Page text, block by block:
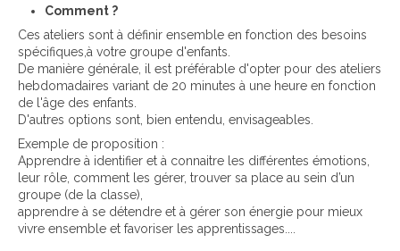
Comment ?
Ces ateliers sont à définir ensemble en fonction des besoins
spécifiques,à votre groupe d'enfants.
De manière générale, il est préférable d'opter pour des ateliers
hebdomadaires variant de 20 minutes à une heure en fonction
de l'âge des enfants.
D'autres options sont, bien entendu, envisageables.
Exemple de proposition :
Apprendre à identifier et à connaitre les différentes émotions,
leur rôle, comment les gérer, trouver sa place au sein d’un
groupe (de la classe),
apprendre à se détendre et à gérer son énergie pour mieux
vivre ensemble et favoriser les apprentissages....